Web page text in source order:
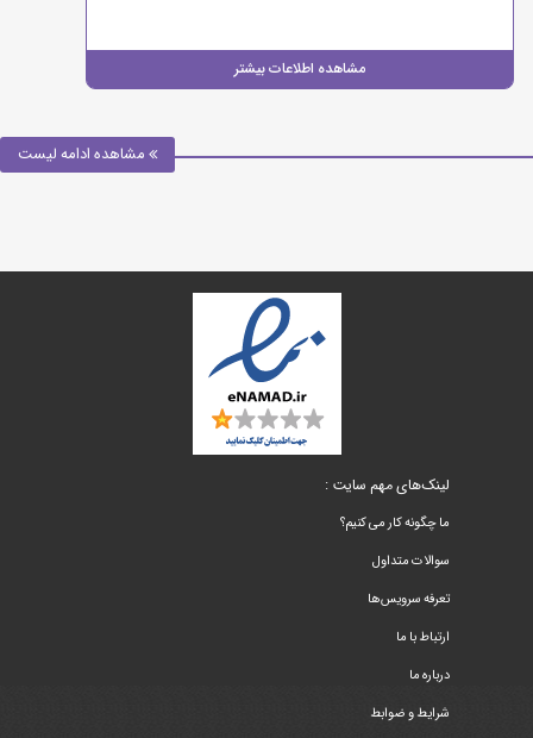
مشاهده اطلاعات بیشتر
مشاهده ادامه لیست
لینک‌های مهم سایت :
ما چگونه کار می کنیم؟
سوالات متداول
تعرفه سرویس‌ها
ارتباط با ما
درباره ما
شرایط و ضوابط